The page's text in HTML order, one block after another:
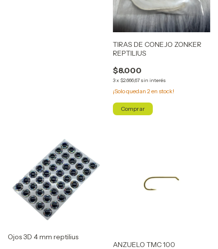
TIRAS DE CONEJO ZONKER
REPTILIUS
$8.000
3x $2.666,67 sin interés
¡Solo quedan 2en stock!
Comprar
Ojos 3D 4 mm reptilius
ANZUELO TMC 100